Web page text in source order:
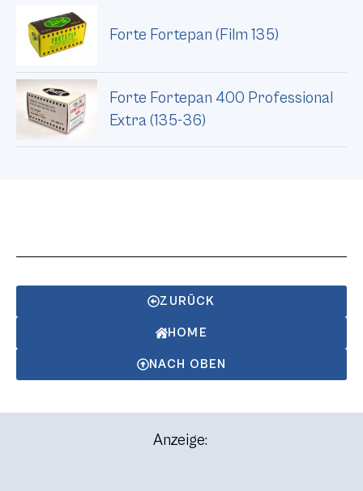
Forte Fortepan (Film 135)
Forte Fortepan 400 Professional
Extra (135-36)
ZURÜCK
HOME
NACH OBEN
Anzeige: